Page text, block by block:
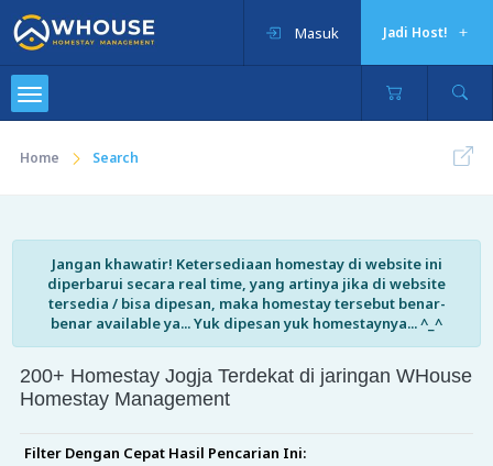
Jadi Host!
Masuk
Home Search
Jangan khawatir! Ketersediaan homestay di website ini
diperbarui secara real time, yang artinya jika di website
tersedia / bisa dipesan, maka homestay tersebut benar-
benar available ya... Yuk dipesan yuk homestaynya... ^_^
200+ Homestay Jogja Terdekat di jaringan WHouse
Homestay Management
Filter Dengan Cepat Hasil Pencarian Ini: